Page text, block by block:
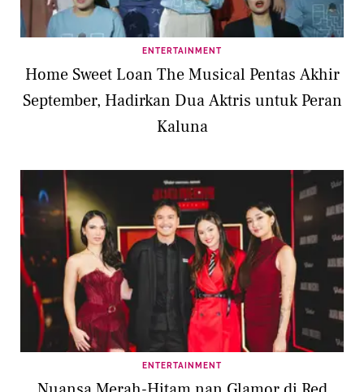
ENTERTAINMENT
Home Sweet Loan The Musical Pentas Akhir
September, Hadirkan Dua Aktris untuk Peran
Kaluna
ENTERTAINMENT